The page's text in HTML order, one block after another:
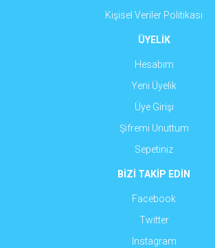
Kişisel Veriler Politikası
ÜYELİK
Hesabım
Yeni Üyelik
Üye Girişi
Şifremi Unuttum
Sepetiniz
BİZİ TAKİP EDİN
Facebook
Twitter
Instagram